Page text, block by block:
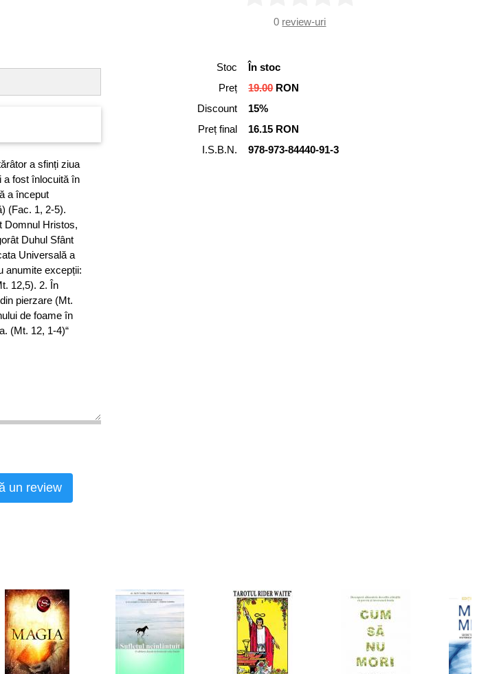
0 review-uri
a sfinți ziua
a fost înlocuită în
a început
(Fac. 1, 2-5).
Domnul Hristos,
Duhul Sfânt
Universală a
anumite excepții:
12,5). 2. În
pierzare (Mt.
de foame în
(Mt. 12, 1-4)“
Stoc
În stoc
Preț
19.00RON
Discount
15%
Preț final
16.15 RON
I.S.B.N.
978-973-84440-91-3
un review